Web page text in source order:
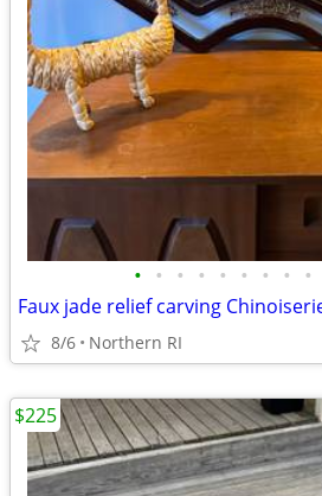
• • • • • • • • •
Faux jade relief carving
8/6 Northern RI
$225